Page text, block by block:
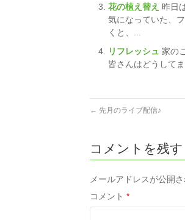
花の植え替え 昨日
気になっていた、
くと、...
リフレッシュ 家の
皆さんはどうして
← 先月のライブ配信♪
コメントを残す
メールアドレスが公開
コメント *